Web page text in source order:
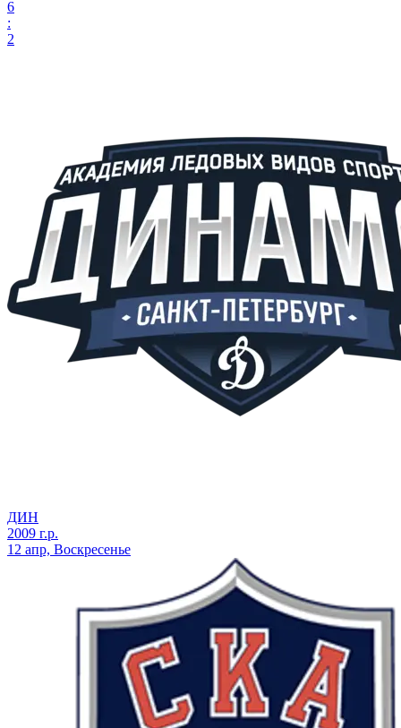
6
:
2
ДИН
2009 г.р.
12 апр, Воскресенье